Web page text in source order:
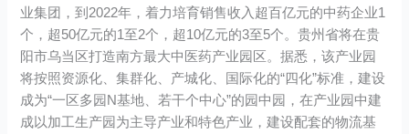
业集团，到2022年，着力培育销售收入超百亿元的中药企业1
个，超50亿元的1至2个，超10亿元的3至5个。贵州省将在贵
阳市乌当区打造南方最大中医药产业园区。据悉，该产业园
将按照资源化、集群化、产城化、国际化的“四化”标准，建设
成为“一区多园N基地、若干个中心”的园中园，在产业园中建
成以加工生产园为主导产业和特色产业，建设配套的物流基